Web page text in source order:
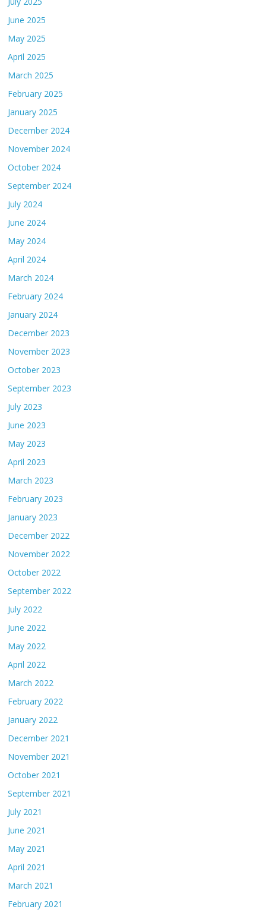
June 2025
May 2025
April 2025
March 2025
February 2025
January 2025
December 2024
November 2024
October 2024
September 2024
July 2024
June 2024
May 2024
April 2024
March 2024
February 2024
January 2024
December 2023
November 2023
October 2023
September 2023
July 2023
June 2023
May 2023
April 2023
March 2023
February 2023
January 2023
December 2022
November 2022
October 2022
September 2022
July 2022
June 2022
May 2022
April 2022
March 2022
February 2022
January 2022
December 2021
November 2021
October 2021
September 2021
July 2021
June 2021
May 2021
April 2021
March 2021
February 2021